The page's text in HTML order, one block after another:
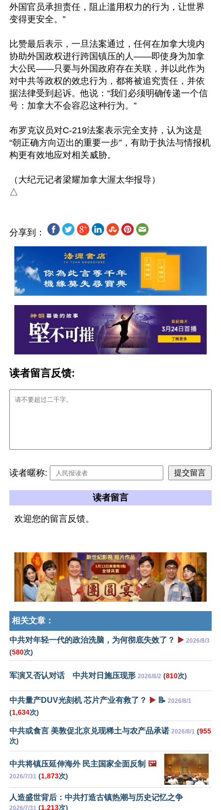
外国官员承担责任，阻止滥用权力的行为，让世界
变得更安全。”
比赞最后表示，一旦法案通过，任何在加拿大境内
协助外国政权进行跨国镇压的人——即使身为加拿
大公民——只要与外国政府存在关联，并以此作为
对中共等政权的效忠行为，都将被追究责任，并依
据法律受到起诉。他说：“我们必须明确传递一个信
号：加拿大不会容忍这种行为。”
布罗克议员对C-219法案表示完全支持，认为这是
“朝正确方向迈出的重要一步”，有助于执法与情报机
构更有效地应对相关威胁。
（大纪元记者梁耀加拿大渥太华报导）
分享到：
读者留言反馈:
读者暱称:
读者留言
欢迎您的留言反馈。
相关文章：
中共对年轻一代的政治洗脑，为何彻底失效了？ ▶️ 2026/8/3
(580次)
军演又否认对话 中共对日施压现形 2026/8/2 (810次)
中共量产DUV光刻机 芯片产业有救了？ ▶️ 📝 2026/8/1
(1,634次)
中共或食言 美敦促北京兑现稀土与农产品承诺 2026/8/1 (955
次)
中共将镇压延伸海外 民主国家全面反制 🖼️
2026/7/31 (1,873次)
人造盛世背后：中共打造古镇热潮与历史记忆之争
2026/7/31 (1,213次)